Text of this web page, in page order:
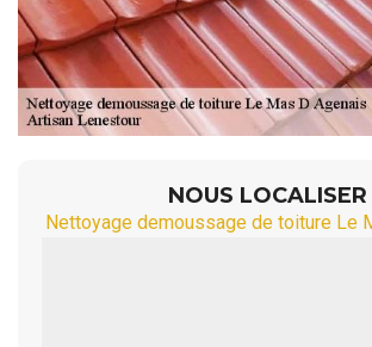
NOUS LOCALISER
Nettoyage demoussage de toiture Le